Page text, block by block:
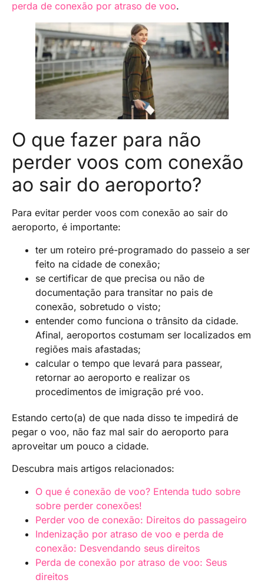
perda de conexão por atraso de voo.
O que fazer para não
perder voos com conexão
ao sair do aeroporto?
Para evitar perder voos com conexão ao sair do
aeroporto, é importante:
ter um roteiro pré-programado do passeio a ser
feito na cidade de conexão;
se certificar de que precisa ou não de
documentação para transitar no pais de
conexão, sobretudo o visto;
entender como funciona o trânsito da cidade.
Afinal, aeroportos costumam ser localizados em
regiões mais afastadas;
calcular o tempo que levará para passear,
retornar ao aeroporto e realizar os
procedimentos de imigração pré voo.
Estando certo(a) de que nada disso te impedirá de
pegar o voo, não faz mal sair do aeroporto para
aproveitar um pouco a cidade.
Descubra mais artigos relacionados:
O que é conexão de voo? Entenda tudo sobre
sobre perder conexões!
Perder voo de conexão: Direitos do passageiro
Indenização por atraso de voo e perda de
conexão: Desvendando seus direitos
Perda de conexão por atraso de voo: Seus
direitos